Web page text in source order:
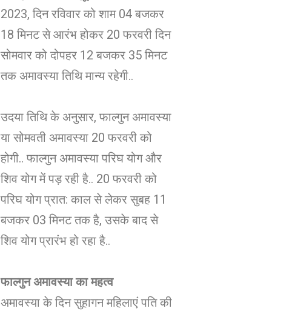
2023, दिन रविवार को शाम 04 बजकर
18 मिनट से आरंभ होकर 20 फरवरी दिन
सोमवार को दोपहर 12 बजकर 35 मिनट
तक अमावस्या तिथि मान्य रहेगी..
उदया तिथि के अनुसार, फाल्गुन अमावस्या
या सोमवती अमावस्या 20 फरवरी को
होगी.. फाल्गुन अमावस्या परिघ योग और
शिव योग में पड़ रही है.. 20 फरवरी को
परिघ योग प्रात: काल से लेकर सुब​ह 11
बजकर 03 मिनट तक है, उसके बाद से
शिव योग प्रारंभ हो रहा है..
फाल्गुन अमावस्या का महत्व
अमावस्या के दिन सुहागन महिलाएं पति की